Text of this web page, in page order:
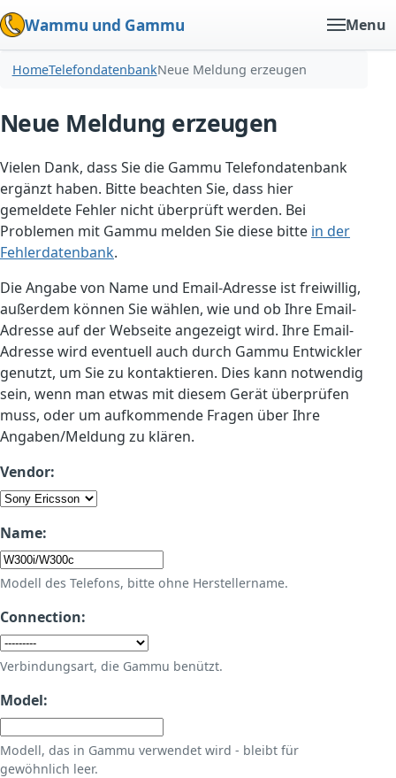
Wammu und Gammu Menu
HomeTelefondatenbankNeue Meldung erzeugen
Neue Meldung erzeugen
Vielen Dank, dass Sie die Gammu Telefondatenbank
ergänzt haben. Bitte beachten Sie, dass hier
gemeldete Fehler nicht überprüft werden. Bei
Problemen mit Gammu melden Sie diese bitte in der
Fehlerdatenbank.
Die Angabe von Name und Email-Adresse ist freiwillig,
außerdem können Sie wählen, wie und ob Ihre Email-
Adresse auf der Webseite angezeigt wird. Ihre Email-
Adresse wird eventuell auch durch Gammu Entwickler
genutzt, um Sie zu kontaktieren. Dies kann notwendig
sein, wenn man etwas mit diesem Gerät überprüfen
muss, oder um aufkommende Fragen über Ihre
Angaben/Meldung zu klären.
Vendor:
Name:
Modell des Telefons, bitte ohne Herstellername.
Connection:
Verbindungsart, die Gammu benützt.
Model:
Modell, das in Gammu verwendet wird - bleibt für
gewöhnlich leer.